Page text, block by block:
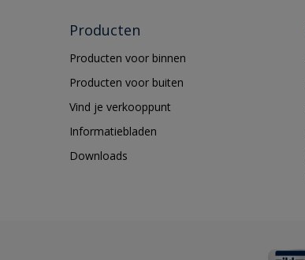
Producten
Producten voor binnen
Producten voor buiten
Vind je verkooppunt
Informatiebladen
Downloads